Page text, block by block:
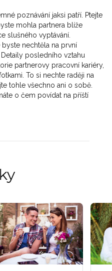
poznávání jaksi patří. Ptejte
mohla partnera blíže
slušného vyptávání.
byste nechtěla na první
posledního vztahu
partnerovy pracovní kariéry,
To si nechte raději na
tohle všechno ani o sobě.
o čem povídat na příští